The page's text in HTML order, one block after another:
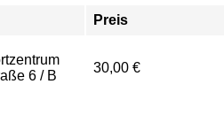
Preis
6 / B
30,00 €